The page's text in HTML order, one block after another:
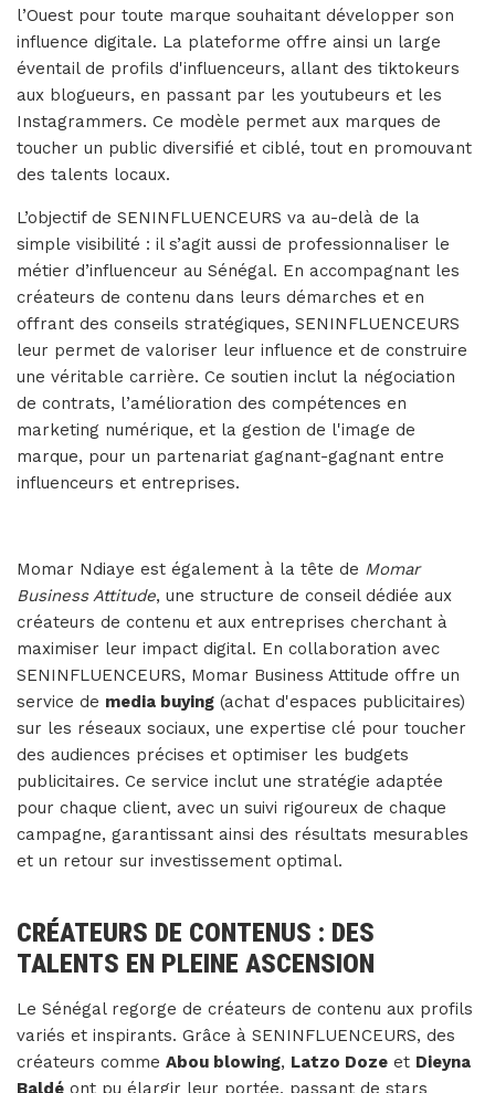
l’Ouest pour toute marque souhaitant développer son
influence digitale. La plateforme offre ainsi un large
éventail de profils d'influenceurs, allant des tiktokeurs
aux blogueurs, en passant par les youtubeurs et les
Instagrammers. Ce modèle permet aux marques de
toucher un public diversifié et ciblé, tout en promouvant
des talents locaux.
L’objectif de SENINFLUENCEURS va au-delà de la
simple visibilité : il s’agit aussi de professionnaliser le
métier d’influenceur au Sénégal. En accompagnant les
créateurs de contenu dans leurs démarches et en
offrant des conseils stratégiques, SENINFLUENCEURS
leur permet de valoriser leur influence et de construire
une véritable carrière. Ce soutien inclut la négociation
de contrats, l’amélioration des compétences en
marketing numérique, et la gestion de l'image de
marque, pour un partenariat gagnant-gagnant entre
influenceurs et entreprises.
Momar Ndiaye est également à la tête de Momar
Business Attitude, une structure de conseil dédiée aux
créateurs de contenu et aux entreprises cherchant à
maximiser leur impact digital. En collaboration avec
SENINFLUENCEURS, Momar Business Attitude offre un
service de media buying (achat d'espaces publicitaires)
sur les réseaux sociaux, une expertise clé pour toucher
des audiences précises et optimiser les budgets
publicitaires. Ce service inclut une stratégie adaptée
pour chaque client, avec un suivi rigoureux de chaque
campagne, garantissant ainsi des résultats mesurables
et un retour sur investissement optimal.
CRÉATEURS DE CONTENUS : DES
TALENTS EN PLEINE ASCENSION
Le Sénégal regorge de créateurs de contenu aux profils
variés et inspirants. Grâce à SENINFLUENCEURS, des
créateurs comme Abou blowing, Latzo Doze et Dieyna
Baldé ont pu élargir leur portée, passant de stars